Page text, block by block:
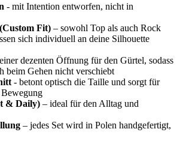
- mit Intention entworfen, nicht in
Fit) – sowohl Top als auch Rock
sich individuell an deine Silhouette
dezenten Öffnung für den Gürtel, sodass
beim Gehen nicht verschiebt
- betont optisch die Taille und sorgt für
& Daily) – ideal für den Alltag und
– jedes Set wird in Polen handgefertigt,